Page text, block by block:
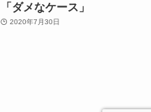
「ダメなケース」
2020年7月30日